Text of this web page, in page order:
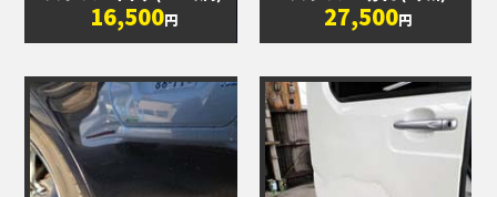
16,500円 27,500円